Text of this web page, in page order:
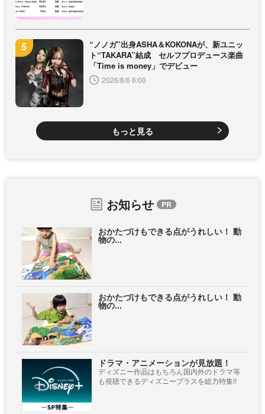
“ノノガ”出身ASHA＆KOKONAが、新ユニッ
ト“TAKARA”結成 セルフプロデュース楽曲
「Time is money」でデビュー
2026/8/6 6:00
もっと見る
お知らせ
おかたづけもできる点がうれしい！ 動
物の...
おかたづけもできる点がうれしい！ 動
物の...
ドラマ・アニメーションが見放題！
ディズニー作品はもちろん国内外のドラマ等
も視聴できるディズニープラスを総力特集!!